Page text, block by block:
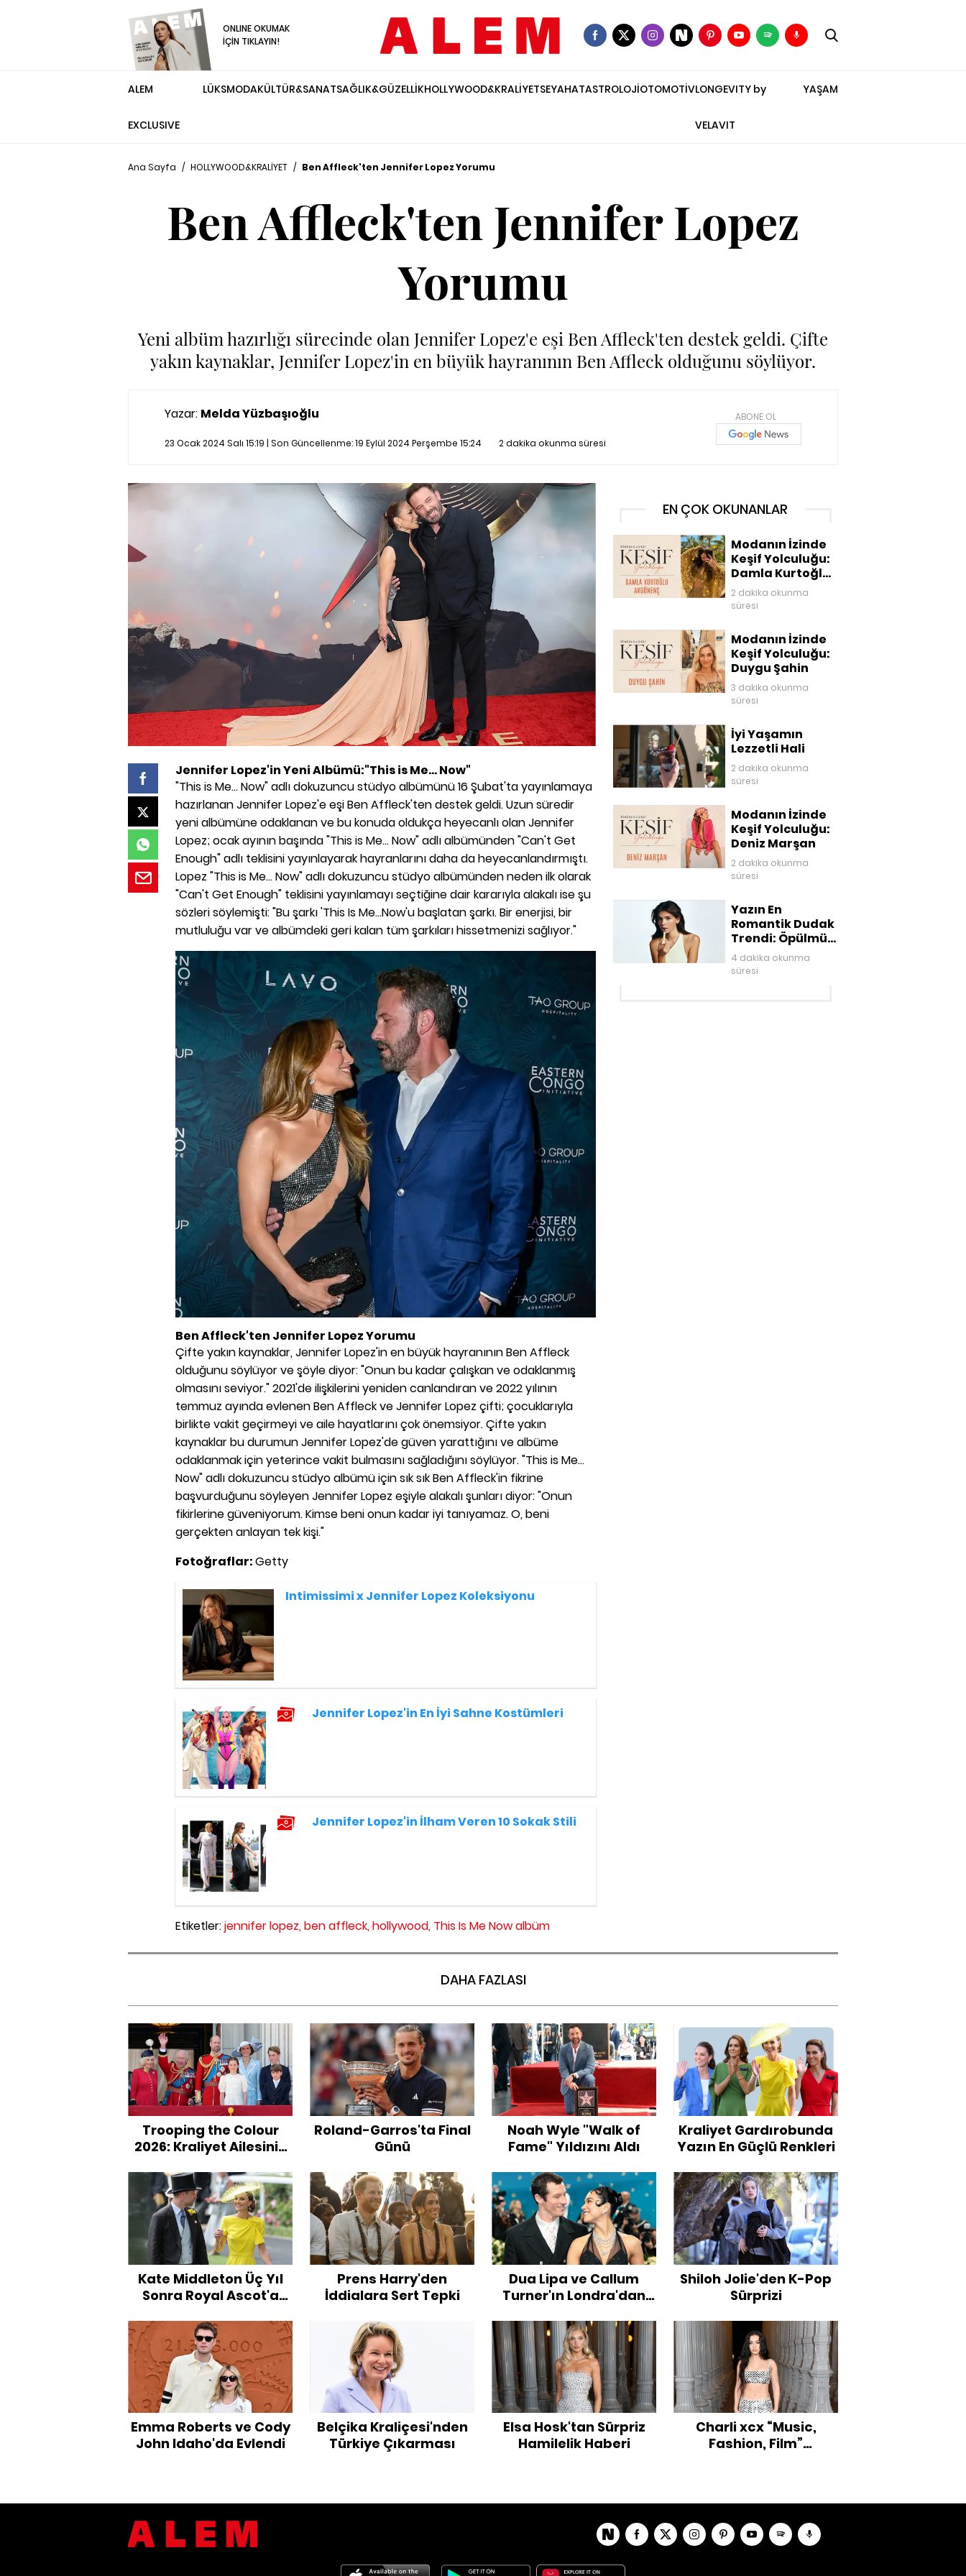
ONLINE OKUMAK
İÇİN TIKLAYIN!
ALEM
EXCLUSIVE
LÜKSMODAKÜLTÜR&SANATSAĞLIK&GÜZELLİKHOLLYWOOD&KRALİYETSEYAHATASTROLOJİOTOMOTİVLONGEVITY by
VELAVIT
YAŞAM
Ana Sayfa / HOLLYWOOD&KRALİYET / Ben Affleck'ten Jennifer Lopez Yorumu
Ben Affleck'ten Jennifer Lopez
Yorumu
Yeni albüm hazırlığı sürecinde olan Jennifer Lopez'e eşi Ben Affleck'ten destek geldi. Çifte
yakın kaynaklar, Jennifer Lopez'in en büyük hayranının Ben Affleck olduğunu söylüyor.
Yazar: Melda Yüzbaşıoğlu
23 Ocak 2024 Salı 15:19 | Son Güncellenme:19 Eylül 2024 Perşembe 15:24 2 dakika okunma süresi
ABONE OL
Jennifer Lopez'in Yeni Albümü:"This is Me... Now"
"This is Me... Now" adlı dokuzuncu stüdyo albümünü 16 Şubat'ta yayınlamaya
hazırlanan Jennifer Lopez'e eşi Ben Affleck'ten destek geldi. Uzun süredir
yeni albümüne odaklanan ve bu konuda oldukça heyecanlı olan Jennifer
Lopez; ocak ayının başında "This is Me... Now" adlı albümünden "Can't Get
Enough" adlı teklisini yayınlayarak hayranlarını daha da heyecanlandırmıştı.
Lopez "This is Me... Now" adlı dokuzuncu stüdyo albümünden neden ilk olarak
"Can't Get Enough" teklisini yayınlamayı seçtiğine dair kararıyla alakalı ise şu
sözleri söylemişti: "Bu şarkı 'This Is Me...Now'u başlatan şarkı. Bir enerjisi, bir
mutluluğu var ve albümdeki geri kalan tüm şarkıları hissetmenizi sağlıyor."
Ben Affleck'ten Jennifer Lopez Yorumu
Çifte yakın kaynaklar, Jennifer Lopez'in en büyük hayranının Ben Affleck
olduğunu söylüyor ve şöyle diyor: "Onun bu kadar çalışkan ve odaklanmış
olmasını seviyor." 2021'de ilişkilerini yeniden canlandıran ve 2022 yılının
temmuz ayında evlenen Ben Affleck ve Jennifer Lopez çifti; çocuklarıyla
birlikte vakit geçirmeyi ve aile hayatlarını çok önemsiyor. Çifte yakın
kaynaklar bu durumun Jennifer Lopez'de güven yarattığını ve albüme
odaklanmak için yeterince vakit bulmasını sağladığını söylüyor. "This is Me...
Now" adlı dokuzuncu stüdyo albümü için sık sık Ben Affleck'in fikrine
başvurduğunu söyleyen Jennifer Lopez eşiyle alakalı şunları diyor: "Onun
fikirlerine güveniyorum. Kimse beni onun kadar iyi tanıyamaz. O, beni
gerçekten anlayan tek kişi."
Fotoğraflar:Getty
Intimissimi x Jennifer Lopez Koleksiyonu
Jennifer Lopez'in En İyi Sahne Kostümleri
Jennifer Lopez'in İlham Veren 10 Sokak Stili
Etiketler:jennifer lopez,ben affleck,hollywood, This Is Me Now albüm
EN ÇOK OKUNANLAR
Modanın İzinde
Keşif Yolculuğu:
Damla Kurtoğlu
Akgönenç
2 dakika okunma
süresi
Modanın İzinde
Keşif Yolculuğu:
Duygu Şahin
3 dakika okunma
süresi
İyi Yaşamın
Lezzetli Hali
2 dakika okunma
süresi
Modanın İzinde
Keşif Yolculuğu:
Deniz Marşan
2 dakika okunma
süresi
Yazın En
Romantik Dudak
Trendi: Öpülmüş
Dudaklar
4 dakika okunma
süresi
DAHA FAZLASI
Trooping the Colour
2026: Kraliyet Ailesinin
Roland-Garros'ta Final
Günü
Noah Wyle "Walk of
Fame" Yıldızını Aldı
Kraliyet Gardırobunda
Yazın En Güçlü Renkleri
Kate Middleton Üç Yıl
Sonra Royal Ascot'a
Prens Harry'den
İddialara Sert Tepki
Dua Lipa ve Callum
Turner'ın Londra'dan
Düğün Hikayesi
Shiloh Jolie'den K-Pop
Sürprizi
Emma Roberts ve Cody
John Idaho'da Evlendi
Belçika Kraliçesi'nden
Türkiye Çıkarması
Elsa Hosk'tan Sürpriz
Hamilelik Haberi
Charli xcx “Music,
Fashion, Film”